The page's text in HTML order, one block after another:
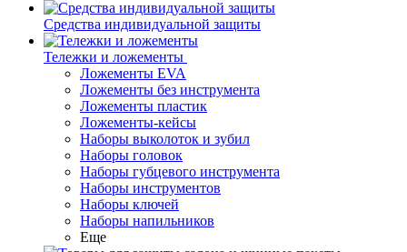
Средства индивидуальной защиты
Тележки и ложементы
Ложементы EVA
Ложементы без инструмента
Ложементы пластик
Ложементы-кейсы
Наборы выколоток и зубил
Наборы головок
Наборы губцевого инструмента
Наборы инструментов
Наборы ключей
Наборы напильников
Еще